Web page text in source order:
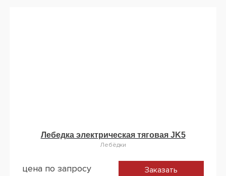
Лебедка электрическая тяговая JK5
Лебёдки
цена по запросу Заказать